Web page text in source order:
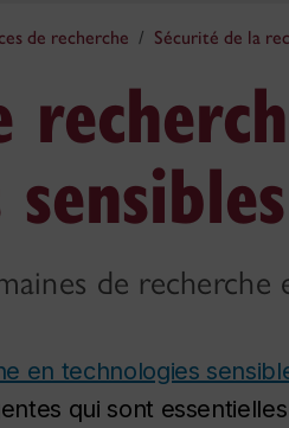
de recherche Sécurité de la
de recherche
en technologies
qui sont